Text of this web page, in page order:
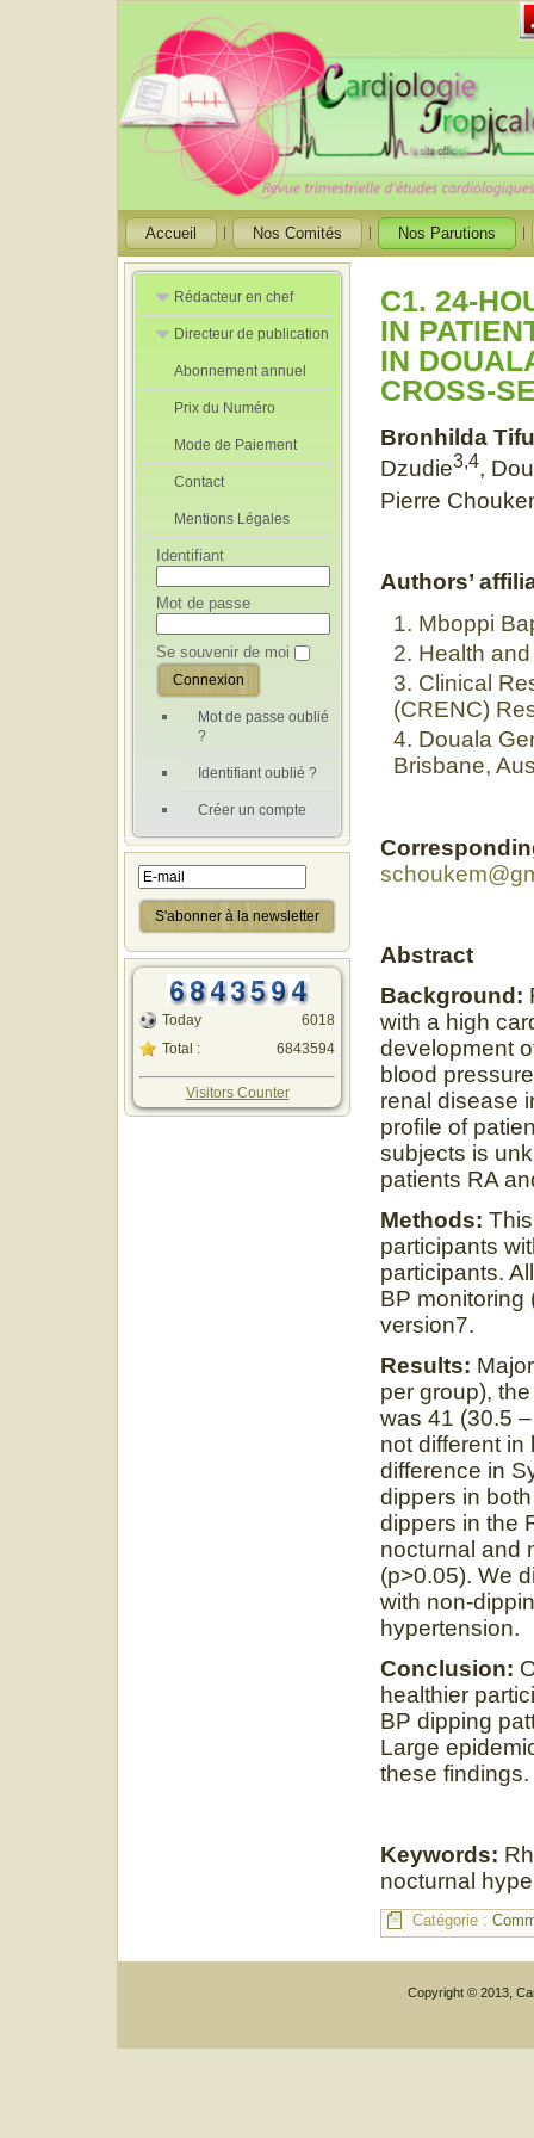
Accueil Nos Comités Nos Parutions
Rédacteur en chef
Rédacteurs en
Chef Adjoint
Directeur de publication
Directeur de
publication
adjoint
Abonnement annuel
Prix du Numéro
Mode de Paiement
Contact
Mentions Légales
Identifiant
Mot de passe
Se souvenir de moi
Mot de passe oublié
?
Identifiant oublié ?
Créer un compte
Today
Total :
6018
6843594
Visitors Counter
C1. 24-
IN
IN
CROSS-
Bronhilda
Dzudie3,4,
Pierre
Authors’
Mboppi
Health
Clinical
(CRENC)
Douala
Brisbane,
Abstract
Background:
with a high
development
blood
renal disease
profile of
subjects is
patients RA
Methods:
participants
participants.
BP monitoring
version7.
Results:
per group),
was 41 (30.5
not different
difference in
dippers in
dippers in the
nocturnal and
(p>0.05). We
with non-
hypertension.
Conclusion:
healthier
BP dipping
Large
these findings.
Keywords:
nocturnal
Catégorie :
Copyright © 2013,